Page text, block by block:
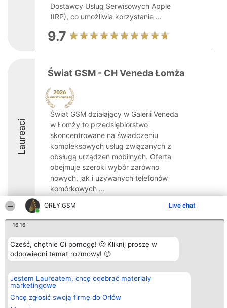
ORŁY GSM Live chat
16:16
Cześć, chętnie Ci pomogę! 🙂 Kliknij proszę w
odpowiedni temat rozmowy! 🙂
Jestem Laureatem, chcę odebrać materiały
marketingowe
Chcę zgłosić swoją firmę do Orłów
Dostawcy Usług Serwisowych Apple
(IRP), co umożliwia korzystanie ...
9.7
Laureaci
Świat GSM - CH Veneda Łomża
Świat GSM działający w Galerii Veneda
w Łomży to przedsiębiorstwo
skoncentrowane na świadczeniu
kompleksowych usług związanych z
obsługą urządzeń mobilnych. Oferta
obejmuje szeroki wybór zarówno
nowych, jak i używanych telefonów
komórkowych ...
8.7
Organizator plebiscytu
Bright Side Solutions sp. z o.
o. sp. k.
Wrocław 50-079
KRS 0000749100 | Regon
381313360 | NIP 8943132676
+48 508 492 400
Plebiscyt
Laureaci
Lista
Laureatów
Zasady
Polityka
Kontakt